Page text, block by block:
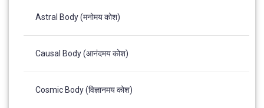
Astral Body (मनोमय कोश)
Causal Body (आनंदमय कोश)
Cosmic Body (विज्ञानमय कोश)